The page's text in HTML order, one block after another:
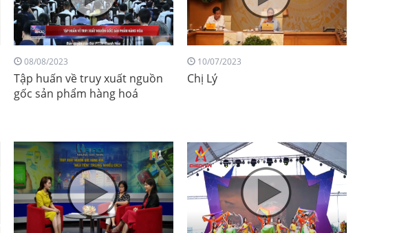
08/08/2023
Tập huấn về truy xuất nguồn
gốc sản phẩm hàng hoá
10/07/2023
Chị Lý